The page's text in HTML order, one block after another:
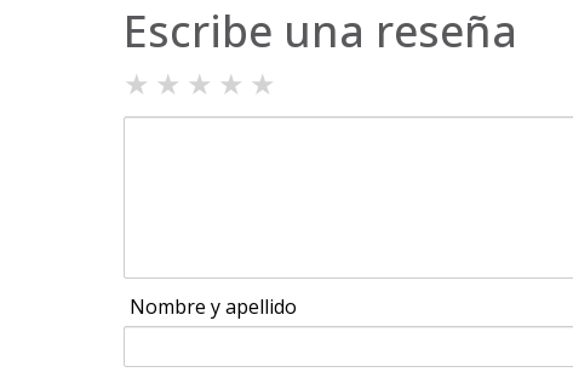
Escribe una reseña
★ ★ ★ ★ ★
Nombre y apellido